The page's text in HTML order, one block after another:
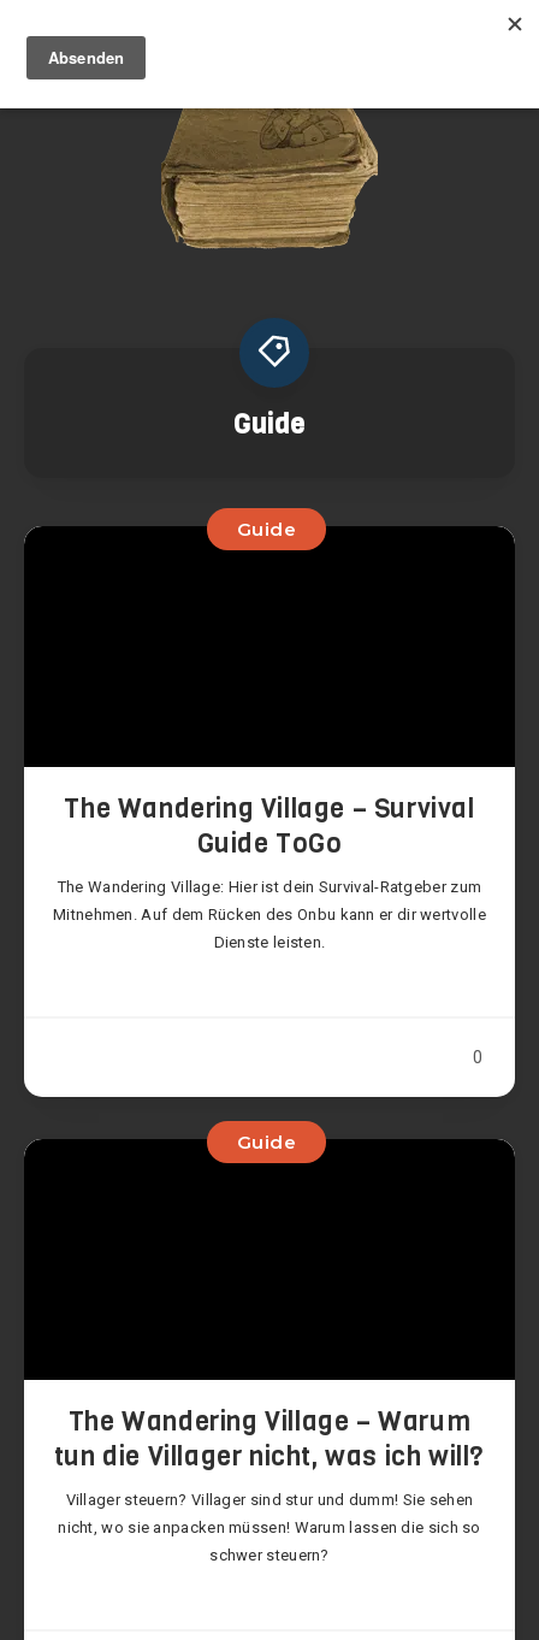
Guide
Guide
The Wandering Village – Survival
Guide ToGo
The Wandering Village: Hier ist dein Survival-Ratgeber zum
Mitnehmen. Auf dem Rücken des Onbu kann er dir wertvolle
Dienste leisten.
0
Guide
The Wandering Village – Warum
tun die Villager nicht, was ich will?
Villager steuern? Villager sind stur und dumm! Sie sehen
nicht, wo sie anpacken müssen! Warum lassen die sich so
schwer steuern?